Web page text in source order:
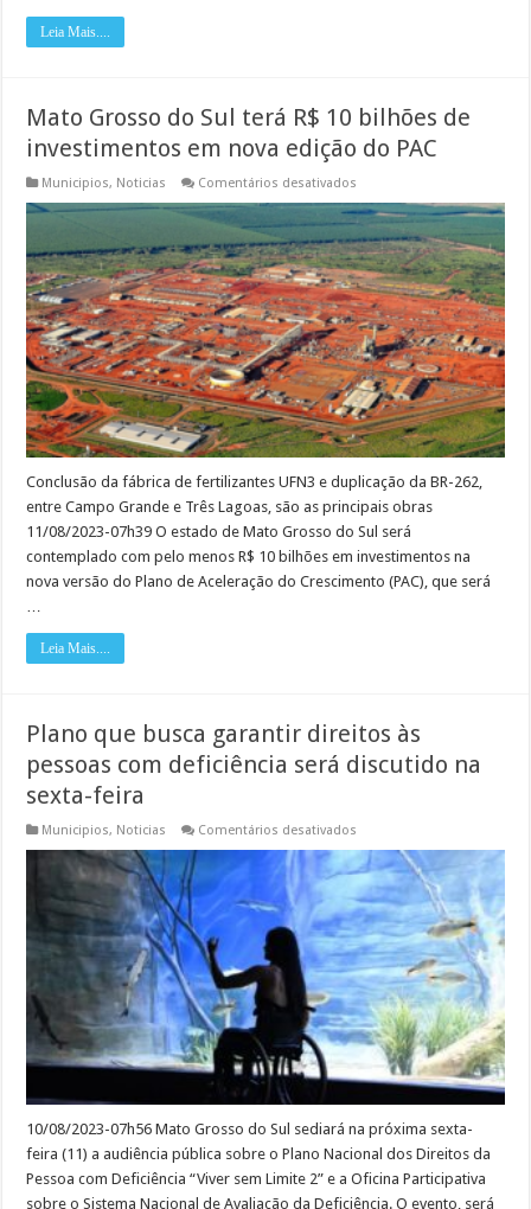
Leia Mais....
Mato Grosso do Sul terá R$ 10 bilhões de
investimentos em nova edição do PAC
Municipios, Noticias Comentários desativados
Grosso
do
Sul
terá
R$
10
bilhões
de
investimentos
em
nova
edição
do
PAC
Conclusão da fábrica de fertilizantes UFN3 e duplicação da BR-262,
entre Campo Grande e Três Lagoas, são as principais obras
11/08/2023-07h39 O estado de Mato Grosso do Sul será
contemplado com pelo menos R$ 10 bilhões em investimentos na
nova versão do Plano de Aceleração do Crescimento (PAC), que será
…
Leia Mais....
Plano que busca garantir direitos às
pessoas com deficiência será discutido na
sexta-feira
Municipios, Noticias Comentários desativados
que
busca
garantir
direitos
às
pessoas
com
deficiência
será
discutido
na
sexta-
feira
10/08/2023-07h56 Mato Grosso do Sul sediará na próxima sexta-
feira (11) a audiência pública sobre o Plano Nacional dos Direitos da
Pessoa com Deficiência “Viver sem Limite 2” e a Oficina Participativa
sobre o Sistema Nacional de Avaliação da Deficiência. O evento, será